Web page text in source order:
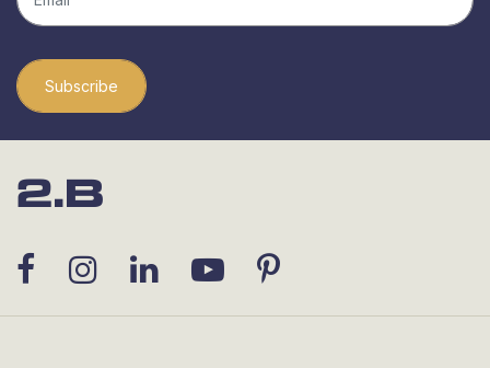
Subscribe